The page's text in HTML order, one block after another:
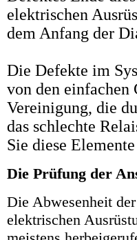
elektrischen
dem Anfang der
Die Defekte im
von den einfachen
Vereinigung, die
das schlechte
Sie diese
Die Prüfung der
Die Abwesenheit
elektrischen